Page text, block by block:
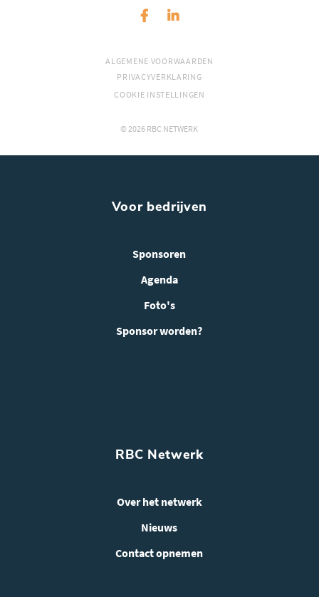
ALGEMENE VOORWAARDEN
PRIVACYVERKLARING
COOKIE INSTELLINGEN
© 2026 RBC NETWERK
Voor bedrijven
Sponsoren
Agenda
Foto's
Sponsor worden?
RBC Netwerk
Over het netwerk
Nieuws
Contact opnemen